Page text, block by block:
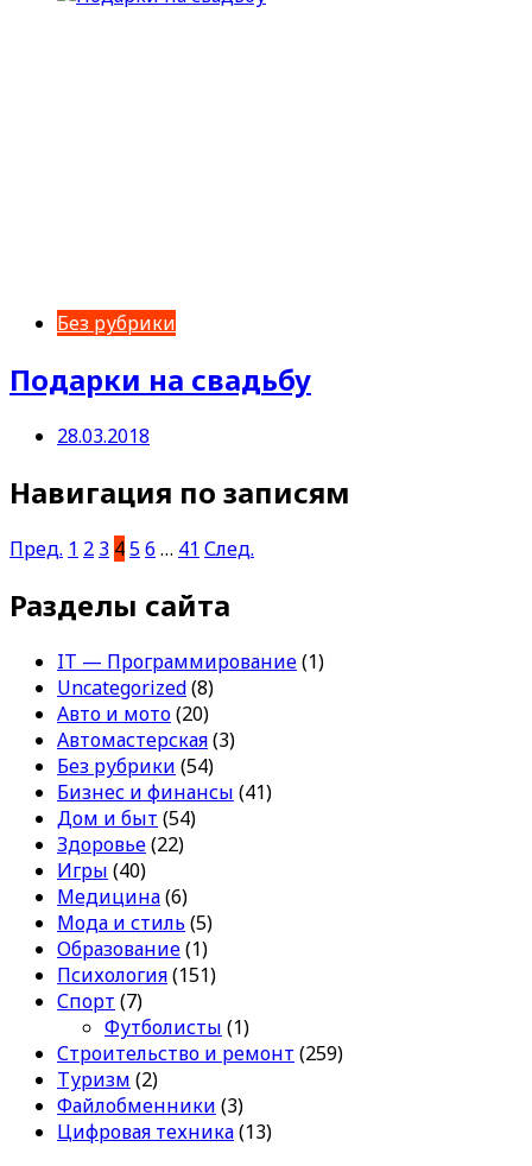
Без рубрики
Подарки на свадьбу
28.03.2018
Навигация по записям
Пред. 1 2 3 456 … 41 След.
Разделы сайта
IT — Программирование(1)
Uncategorized(8)
Авто и мото(20)
Автомастерская(3)
Без рубрики (54)
Бизнес и финансы (41)
Дом и быт (54)
Здоровье(22)
Игры (40)
Медицина(6)
Мода и стиль (5)
Образование(1)
Психология(151)
Спорт (7)
Футболисты (1)
Строительство и ремонт (259)
Туризм (2)
Файлобменники (3)
Цифровая техника(13)